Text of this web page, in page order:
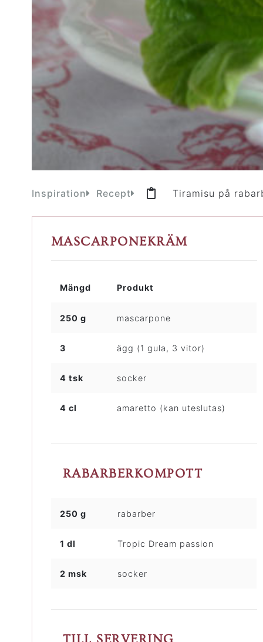
Inspiration Recept Tiramisu på
MASCARPONEKRÄM
Mängd Produkt
250 g mascarpone
3 ägg (1 gula, 3 vitor)
4 tsk socker
4 cl amaretto (kan uteslutas)
RABARBERKOMPOTT
250 g rabarber
1 dl Tropic Dream passion
2 msk socker